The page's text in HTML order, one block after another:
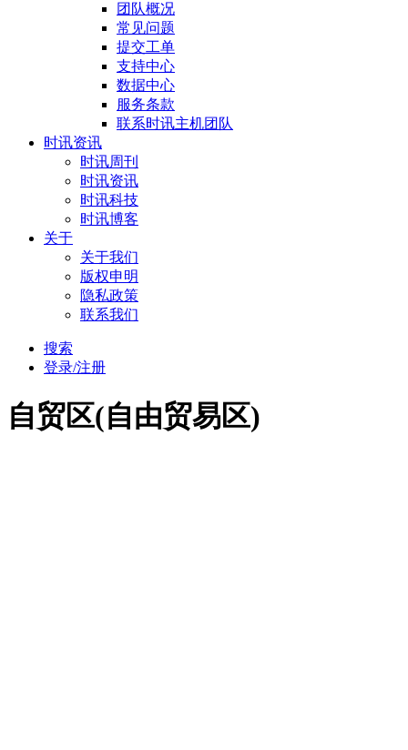
团队概况
常见问题
提交工单
支持中心
数据中心
服务条款
联系时讯主机团队
时讯资讯
时讯周刊
时讯资讯
时讯科技
时讯博客
关于
关于我们
版权申明
隐私政策
联系我们
搜索
登录/注册
自贸区(自由贸易区)